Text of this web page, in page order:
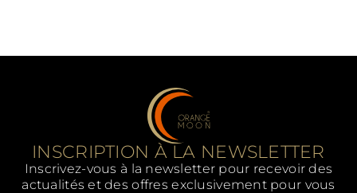
INSCRIPTION À LA NEWSLETTER
Inscrivez-vous à la newsletter pour recevoir des
actualités et des offres exclusivement pour vous